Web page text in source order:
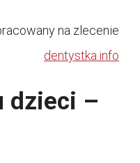
na zlecenie
dentystka.info
dzieci –